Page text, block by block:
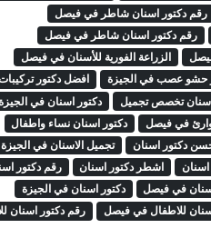
رقم دكتور اسنان شاطر في فيصل
رقم دكتور اسنان شاطر في فيصل
الزراعة الفورية للأسنان في فيصل
حشو عصب في الجيزة
افضل دكتور
تخصص تجميل
دكتور اسنان في
في فيصل
دكتور اسنان نساء واطفال
دكتور اسنان
تجميل الاسنان في الجيزة
اشطر دكتور اسنان
رقم دكتور
في فيصل
دكتور اسنان في الجيزة
للاطفال في فيصل
رقم دكتور اسنان